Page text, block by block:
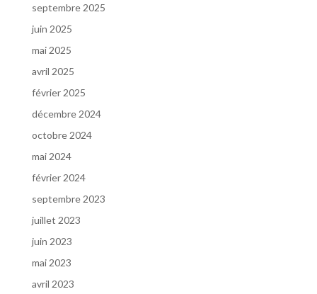
septembre 2025
juin 2025
mai 2025
avril 2025
février 2025
décembre 2024
octobre 2024
mai 2024
février 2024
septembre 2023
juillet 2023
juin 2023
mai 2023
avril 2023